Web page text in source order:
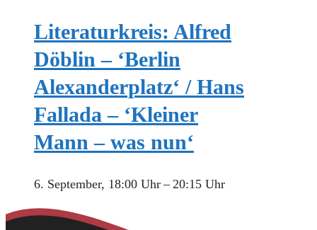
Literaturkreis: Alfred
Döblin – ‘Berlin
Alexanderplatz‘ / Hans
Fallada – ‘Kleiner
Mann – was nun‘
6. September, 18:00 Uhr– 20:15 Uhr